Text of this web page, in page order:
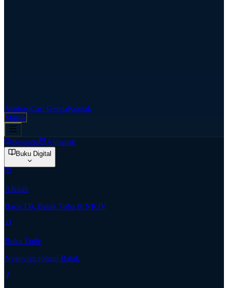
AspirasiCari GerejaKontak
Masuk
Beranda Almanak
Buku Digital
Alkitab
Baca TB, Batak Toba & NKJV
Buku Ende
Nyanyian rohani Batak